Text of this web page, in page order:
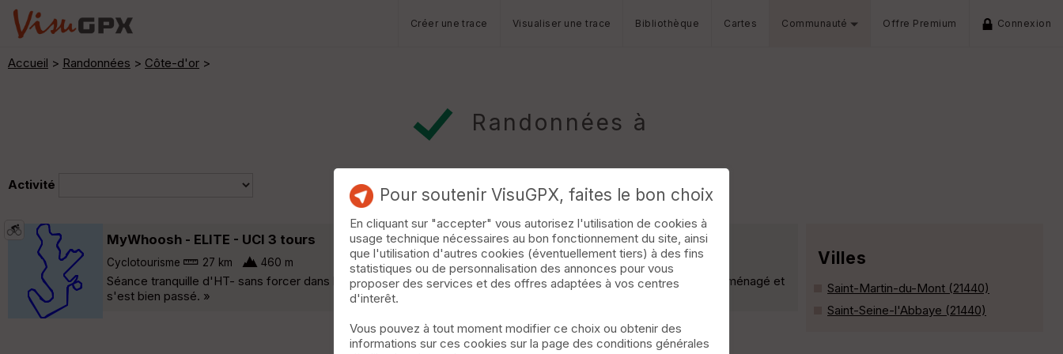
Créer une trace Visualiser une trace Bibliothèque Cartes Communauté Offre Premium Connexion
Accueil > Randonnées > Côte-d'or >
Randonnées à
Activité
MyWhoosh - ELITE - UCI 3 tours
Cyclotourisme 27 km 460 m
Séance tranquille d'HT- sans forcer dans les qq cotes - encore bien transpiré - pendant l'exercice le genou a été ménagé et
s'est bien passé. »
Villes
Saint-Martin-du-Mont (21440)
Saint-Seine-l'Abbaye (21440)
Pour soutenir VisuGPX, faites le bon choix
En cliquant sur "accepter" vous autorisez l'utilisation de cookies à
usage technique nécessaires au bon fonctionnement du site, ainsi
que l'utilisation d'autres cookies (éventuellement tiers) à des fins
statistiques ou de personnalisation des annonces pour vous
proposer des services et des offres adaptées à vos centres
d'interêt.
Vous pouvez à tout moment modifier ce choix ou obtenir des
informations sur ces cookies sur la page des conditions générales